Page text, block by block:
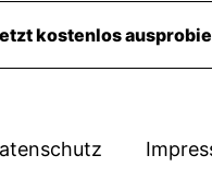
kostenlos